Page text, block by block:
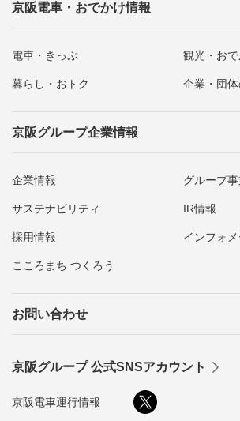
京阪電車・おでかけ情報
電車・きっぷ 観光・お
暮らし・おトク 企業・団
京阪グループ企業情報
企業情報 グループ
サステナビリティ IR情報
採用情報 インフォ
こころまち つくろう
お問い合わせ
京阪グループ 公式SNSアカウント
京阪電車運行情報